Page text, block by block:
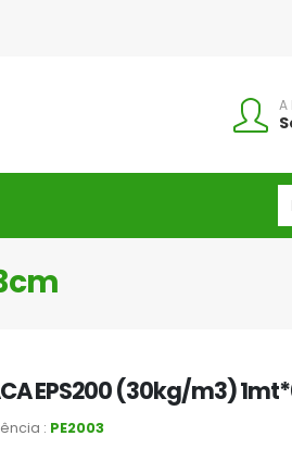
A
EPS200 (30kg/m3)
: PE2003